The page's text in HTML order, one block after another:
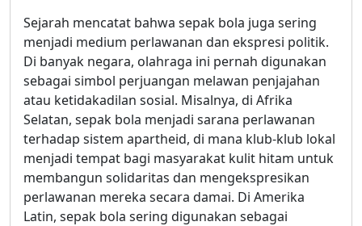
Sejarah mencatat bahwa sepak bola juga sering
menjadi medium perlawanan dan ekspresi politik.
Di banyak negara, olahraga ini pernah digunakan
sebagai simbol perjuangan melawan penjajahan
atau ketidakadilan sosial. Misalnya, di Afrika
Selatan, sepak bola menjadi sarana perlawanan
terhadap sistem apartheid, di mana klub-klub lokal
menjadi tempat bagi masyarakat kulit hitam untuk
membangun solidaritas dan mengekspresikan
perlawanan mereka secara damai. Di Amerika
Latin, sepak bola sering digunakan sebagai